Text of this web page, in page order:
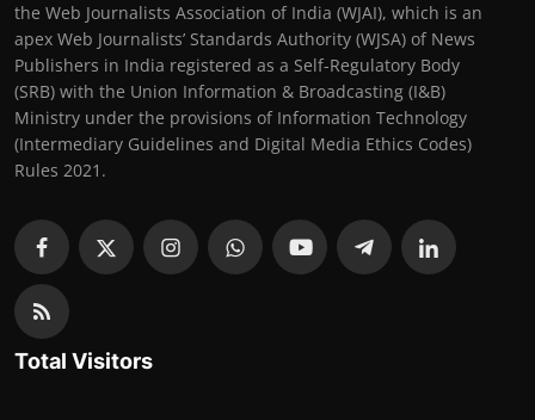
the Web Journalists Association of India (WJAI), which is an
apex Web Journalists’ Standards Authority (WJSA) of News
Publishers in India registered as a Self-Regulatory Body
(SRB) with the Union Information & Broadcasting (I&B)
Ministry under the provisions of Information Technology
(Intermediary Guidelines and Digital Media Ethics Codes)
Rules 2021.
Total Visitors